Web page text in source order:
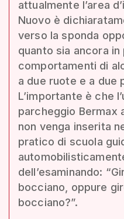
attualmente l’area
Nuovo è
verso la sponda
quanto sia ancora in
comportamenti di
a due ruote e a due
L’importante è che
parcheggio Bermax
non venga inserita
pratico di scuola
dell’esaminando:
bocciano, oppure
bocciano?”.